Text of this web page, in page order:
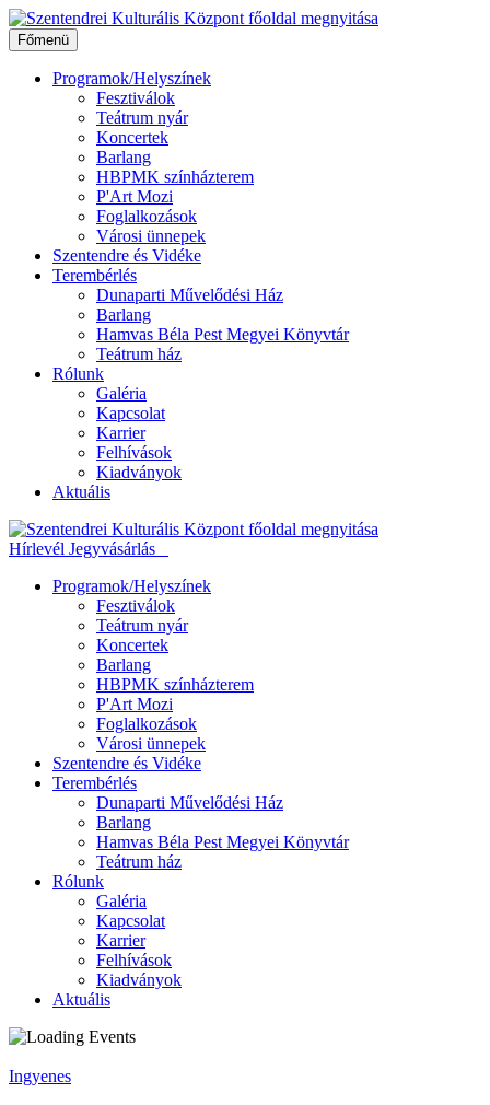
Ugrás
a
tartalomhoz
Főmenü
Programok/Helyszínek
Fesztiválok
Teátrum nyár
Koncertek
Barlang
HBPMK színházterem
P'Art Mozi
Foglalkozások
Városi ünnepek
Szentendre és Vidéke
Terembérlés
Dunaparti Művelődési Ház
Barlang
Hamvas Béla Pest Megyei Könyvtár
Teátrum ház
Rólunk
Galéria
Kapcsolat
Karrier
Felhívások
Kiadványok
Aktuális
Hírlevél Jegyvásárlás
Programok/Helyszínek
Fesztiválok
Teátrum nyár
Koncertek
Barlang
HBPMK színházterem
P'Art Mozi
Foglalkozások
Városi ünnepek
Szentendre és Vidéke
Terembérlés
Dunaparti Művelődési Ház
Barlang
Hamvas Béla Pest Megyei Könyvtár
Teátrum ház
Rólunk
Galéria
Kapcsolat
Karrier
Felhívások
Kiadványok
Aktuális
Ingyenes